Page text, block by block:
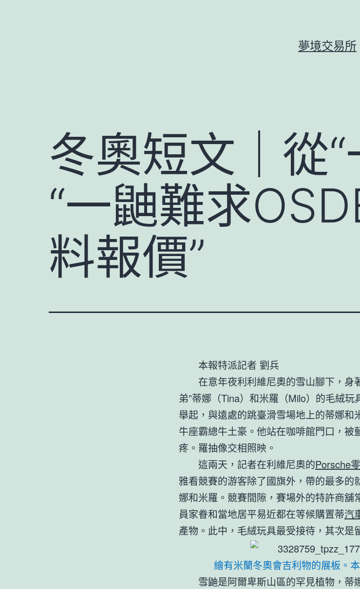
夢境交易所
冬奧短文｜從“
“一鼬難求
料報價”
本報特派記者 劉兵
在意年夜利利維尼奧的雪山腳下，身
弟”蒂娜（Tina）和米羅（Milo）的毛絨玩
舉起，與遠處的跳臺滑雪場地上的蒂娜和
牛座霸總牛土豪。他站在咖啡館門口，被
疼。羅抽像交相照映。
這兩天，記者在利維尼奧的Porsche
雅看競賽的游客除了國旗外，帶的最多的
娜和米羅。競賽間隙，賽場外的特許商舖
員家眷和當地居平易近都在等候購置蒂汽
產物。此中，毛絨玩具最受接待，其次是
繪有米蘭冬奧會吉利物的展板。
雪鼬是阿爾卑斯山區的罕見植物，蒂